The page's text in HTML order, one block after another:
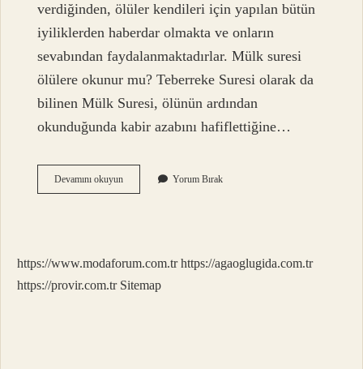
verdiğinden, ölüler kendileri için yapılan bütün
iyiliklerden haberdar olmakta ve onların
sevabından faydalanmaktadırlar. Mülk suresi
ölülere okunur mu? Teberreke Suresi olarak da
bilinen Mülk Suresi, ölünün ardından
okunduğunda kabir azabını hafiflettiğine…
Devamını okuyunÖlülerin
Arkasından
Yorum Bırak
https://www.modaforum.com.tr https://agaoglugida.com.tr
https://provir.com.tr Sitemap